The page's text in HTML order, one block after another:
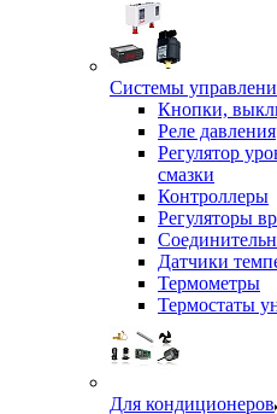
Системы
Кнопки,
Реле давления
Регулятор
смазки
Контроллеры
Регуляторы
Датчики
Термометры
Термостаты
Для кондиционеров